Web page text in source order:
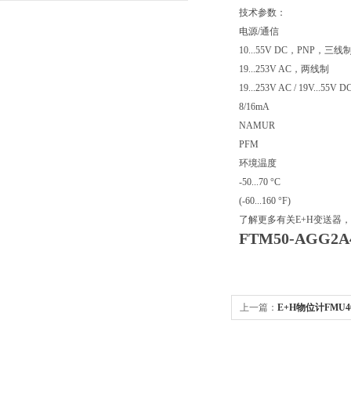
技术参数：
电源/通信
10...55V DC，PNP，三线
19...253V AC，两线制
19...253V AC / 19V...55V
8/16mA
NAMUR
PFM
环境温度
-50...70 °C
(-60...160 °F)
了解更多有关E+H变送器
FTM50-
上一篇： E+H物位计